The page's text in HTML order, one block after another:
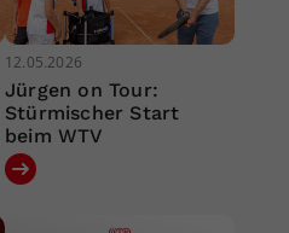
12.05.2026
Jürgen on Tour:
Stürmischer Start
beim WTV